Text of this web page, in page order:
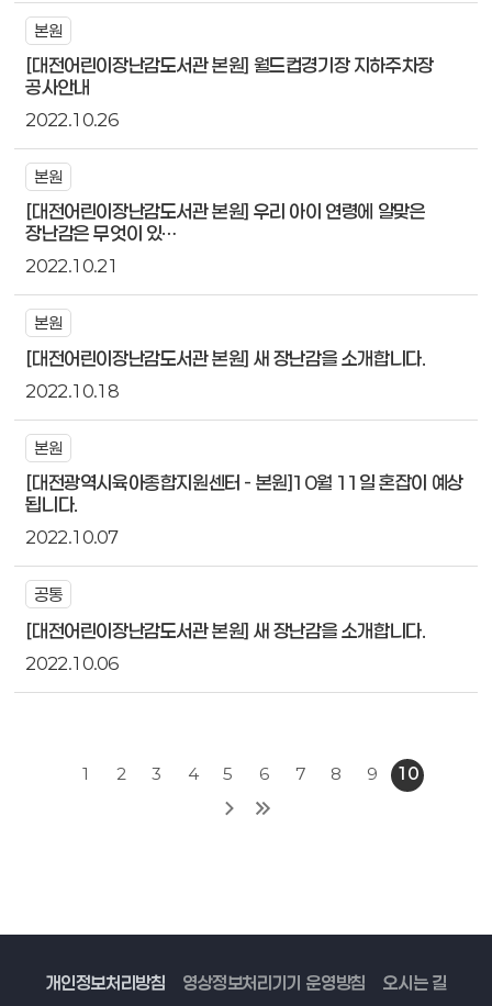
본원
[대전어린이장난감도서관 본원] 월드컵경기장 지하주차장
공사안내
2022.10.26
본원
[대전어린이장난감도서관 본원] 우리 아이 연령에 알맞은
장난감은 무엇이 있…
2022.10.21
본원
[대전어린이장난감도서관 본원] 새 장난감을 소개합니다.
2022.10.18
본원
[대전광역시육아종합지원센터 - 본원]10월 11일 혼잡이 예상
됩니다.
2022.10.07
공통
[대전어린이장난감도서관 본원] 새 장난감을 소개합니다.
2022.10.06
1 2 3 4 5 6 7 8 9 10
개인정보처리방침 영상정보처리기기 운영방침 오시는 길